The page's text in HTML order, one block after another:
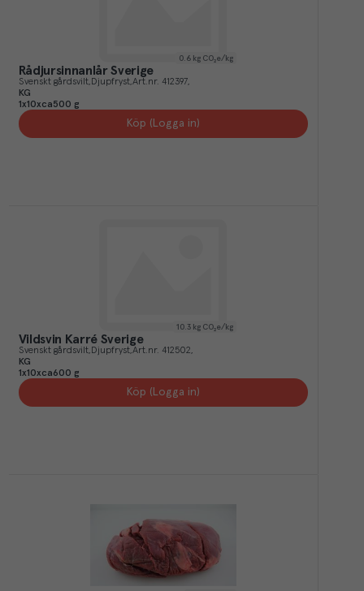
0.6 kg CO₂e/kg
Rådjursinnanlår Sverige
Svenskt gårdsvilt Djupfryst Art.nr. 412397
KG
1x10xca500 g
Köp (Logga in)
10.3 kg CO₂e/kg
Vildsvin Karré Sverige
Svenskt gårdsvilt Djupfryst Art.nr. 412502
KG
1x10xca600 g
Köp (Logga in)